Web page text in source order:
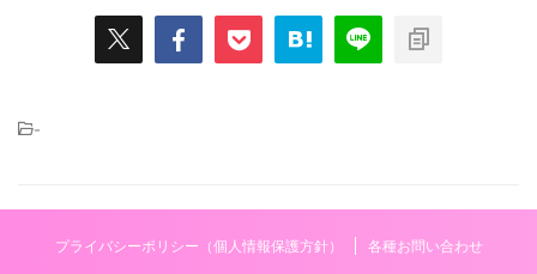
-
プライバシーポリシー（個人情報保護方針） 各種お問い合わせ